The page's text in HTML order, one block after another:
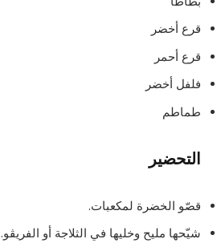
قرع أخضر
قرع أحمر
فلفل أخضر
طماطم
التحضير
قصّو الخضرة لمكعبات.
شيّحها مليح وخليها في الثلاجة أو الفريڨو.